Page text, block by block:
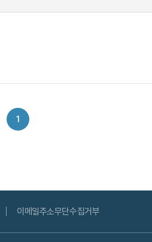
1
이메일주소무단수집거부